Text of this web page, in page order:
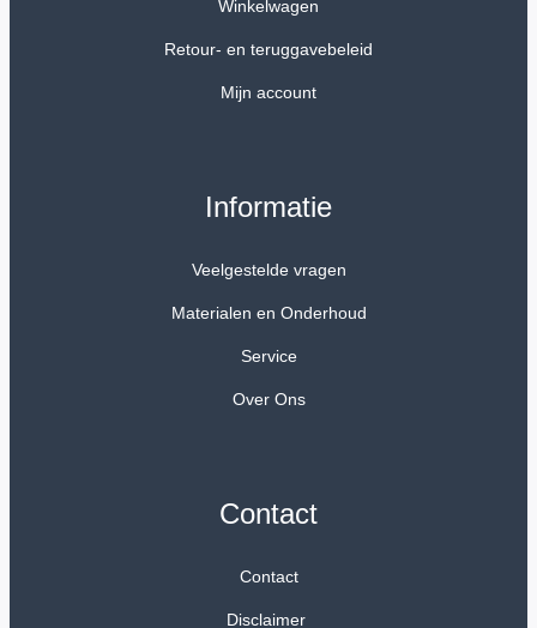
Winkelwagen
Retour- en teruggavebeleid
Mijn account
Informatie
Veelgestelde vragen
Materialen en Onderhoud
Service
Over Ons
Contact
Contact
Disclaimer